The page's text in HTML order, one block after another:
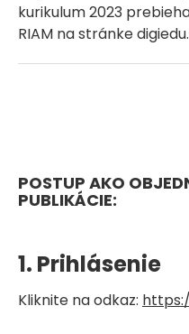
kurikulum 2023
RIAM na stránke
POSTUP AKO
PUBLIKÁCIE:
1. Prihlásenie
Kliknite na odkaz: